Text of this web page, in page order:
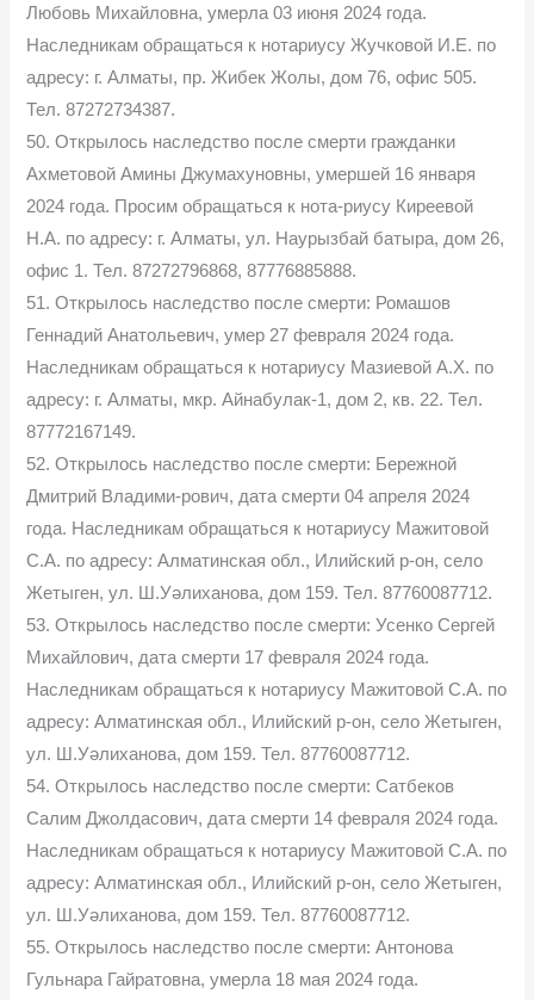
Любовь Михайловна, умерла 03 июня 2024 года.
Наследникам обращаться к нотариусу Жучковой И.Е. по
адресу: г. Алматы, пр. Жибек Жолы, дом 76, офис 505.
Тел. 87272734387.
50. Открылось наследство после смерти гражданки
Ахметовой Амины Джумахуновны, умершей 16 января
2024 года. Просим обращаться к нота-риусу Киреевой
Н.А. по адресу: г. Алматы, ул. Наурызбай батыра, дом 26,
офис 1. Тел. 87272796868, 87776885888.
51. Открылось наследство после смерти: Ромашов
Геннадий Анатольевич, умер 27 февраля 2024 года.
Наследникам обращаться к нотариусу Мазиевой А.Х. по
адресу: г. Алматы, мкр. Айнабулак-1, дом 2, кв. 22. Тел.
87772167149.
52. Открылось наследство после смерти: Бережной
Дмитрий Владими-рович, дата смерти 04 апреля 2024
года. Наследникам обращаться к нотариусу Мажитовой
С.А. по адресу: Алматинская обл., Илийский р-он, село
Жетыген, ул. Ш.Уәлиханова, дом 159. Тел. 87760087712.
53. Открылось наследство после смерти: Усенко Сергей
Михайлович, дата смерти 17 февраля 2024 года.
Наследникам обращаться к нотариусу Мажитовой С.А. по
адресу: Алматинская обл., Илийский р-он, село Жетыген,
ул. Ш.Уәлиханова, дом 159. Тел. 87760087712.
54. Открылось наследство после смерти: Сатбеков
Салим Джолдасович, дата смерти 14 февраля 2024 года.
Наследникам обращаться к нотариусу Мажитовой С.А. по
адресу: Алматинская обл., Илийский р-он, село Жетыген,
ул. Ш.Уәлиханова, дом 159. Тел. 87760087712.
55. Открылось наследство после смерти: Антонова
Гульнара Гайратовна, умерла 18 мая 2024 года.